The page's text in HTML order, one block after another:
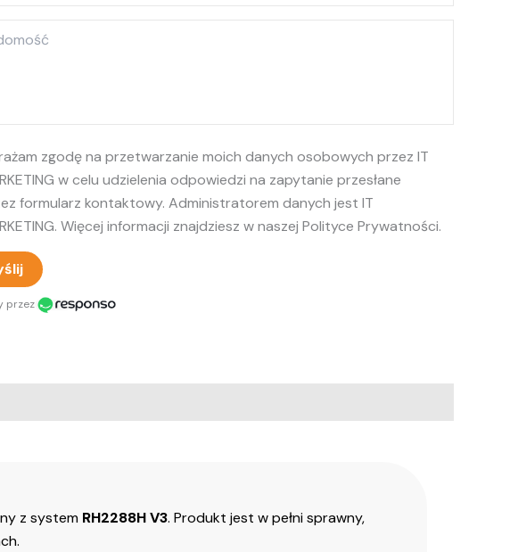
zgodę na przetwarzanie moich danych osobowych przez IT
w celu udzielenia odpowiedzi na zapytanie przesłane
formularz kontaktowy. Administratorem danych jest IT
Więcej informacji znajdziesz w naszej Polityce Prywatności.
przez
z system RH2288H V3. Produkt jest w pełni sprawny,